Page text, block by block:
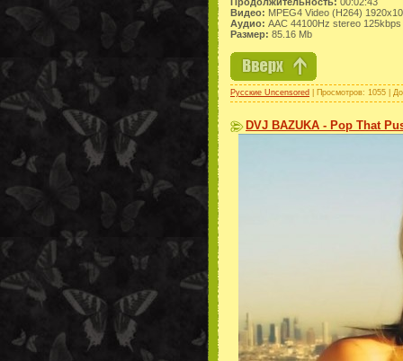
Видео: MPEG4 Video (H264)
Аудио: AAC 44100Hz stereo 125kbps
Размер: 85.16 Mb
Русские Uncensored | Просмотров: 1055 |
DVJ BAZUKA - Pop That